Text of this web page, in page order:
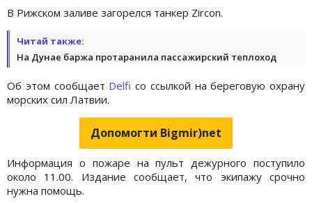
В Рижском заливе загорелся танкер Zircon.
Читай также:
На Дунае баржа протаранила пассажирский теплоход
Об этом сообщает Delfi со ссылкой на береговую охрану
морских сил Латвии.
Допомогти Bigmir)net
Информация о пожаре на пульт дежурного поступило
около 11.00. Издание сообщает, что экипажу срочно
нужна помощь.